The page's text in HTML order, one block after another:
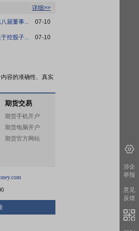
详细>>
届董事... 07-10
控股子... 07-10
容的准确性、真实
期货交易
期货手机开户
期货电脑开户
期货官方网站
涉企
举报
意见
反馈